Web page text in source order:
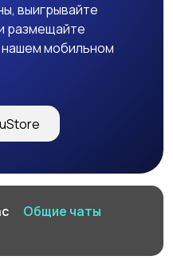
выигрывайте
размещайте
нашем мобильном
Общие чаты